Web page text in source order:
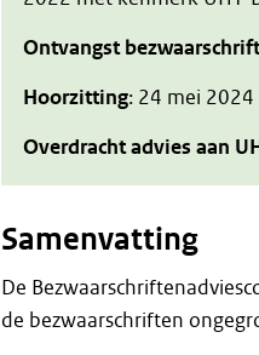
Ontvangst bezwaarschrift
Hoorzitting: 24 mei 2024
Overdracht advies aan
Samenvatting
De
de bezwaarschriften